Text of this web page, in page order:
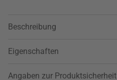
Beschreibung
Eigenschaften
Angaben zur Produktsicherheit